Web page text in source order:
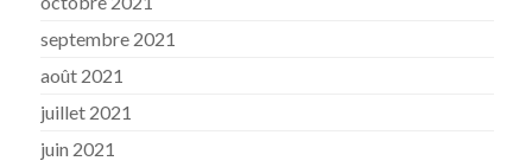
septembre 2021
août 2021
juillet 2021
juin 2021